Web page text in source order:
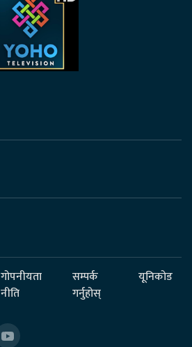
गोपनीयता
नीति
सम्पर्क
गर्नुहोस्
यूनिकोड